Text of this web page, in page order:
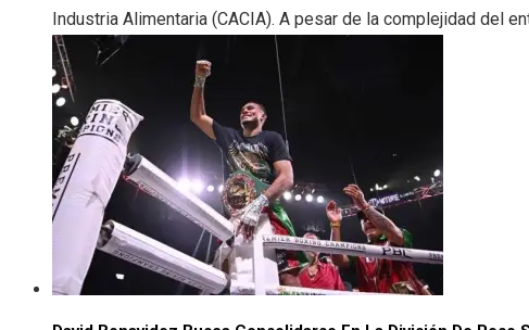
Industria Alimentaria (CACIA). A pesar de la complejidad del